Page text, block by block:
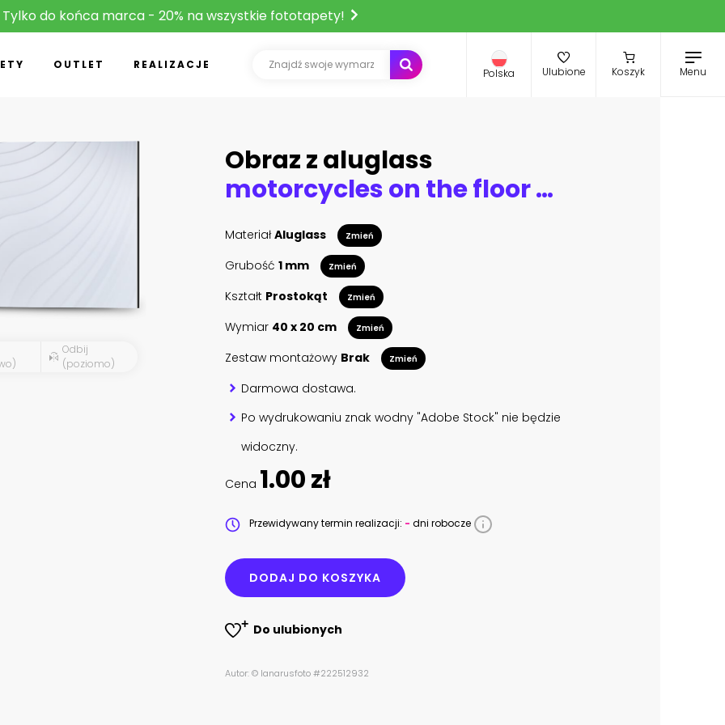
Tylko do końca marca - 20% na wszystkie fototapety!
OUTLET REALIZACJE
Polska Ulubione Koszyk Menu
Odbij
(poziomo)
Obraz z aluglass
motorcycles on the floor with workshop tools, a modern garage, storage and repair. This bike will be perfect. repairing a motorcycle in a repair shop
MateriałAluglass Zmień
Grubość 1 mm Zmień
Kształt Prostokąt Zmień
Wymiar 40 x 20 cm Zmień
Zestaw montażowy Brak Zmień
Darmowa dostawa.
Po wydrukowaniu znak wodny "Adobe Stock" nie będzie
widoczny.
Cena 1.00 zł
Przewidywany termin realizacji: - dni robocze
DODAJ DO KOSZYKA
Do ulubionych
Autor: © lanarusfoto #222512932